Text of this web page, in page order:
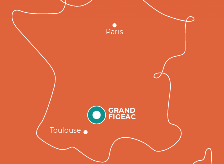
GRAND
FIGEAC
Toulouse
Paris